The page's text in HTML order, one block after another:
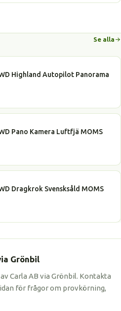
Se alla
Highland Autopilot Panorama
Pano Kamera Luftfjä MOMS
Dragkrok Svensksåld MOMS
Grönbil
Carla AB via Grönbil. Kontakta
för frågor om provkörning,